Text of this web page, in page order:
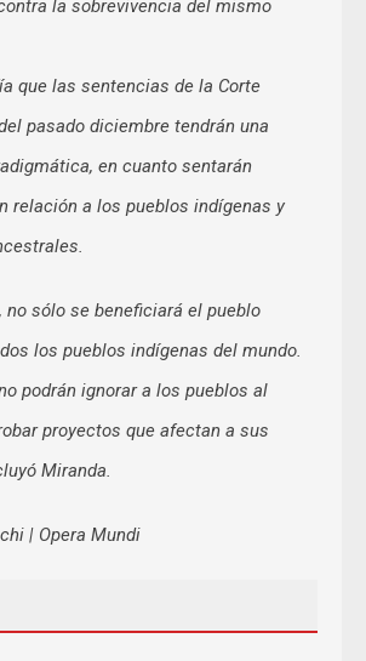
la sobrevivencia del mismo
que las sentencias de la Corte
pasado diciembre tendrán una
en cuanto sentarán
relación a los pueblos indígenas y
no sólo se beneficiará el pueblo
los pueblos indígenas del mundo.
podrán ignorar a los pueblos al
proyectos que afectan a sus
Miranda.
| Opera Mundi